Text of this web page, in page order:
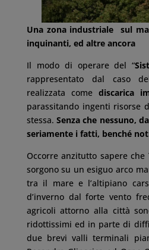
Una zona industriale sul
inquinanti, ed altre ancora
Il modo di operare del “
rappresentato dal caso
realizzata come discarica
parassitando ingenti risorse
stessa.Senza che nessuno,
seriamente i fatti, benché
Occorre anzitutto sapere
sorgono su un esiguo arco
tra il mare e l’altipiano
d’inverno dal forte vento
agricoli attorno alla città
ridottissimi ed in parte di
due brevi valli terminali